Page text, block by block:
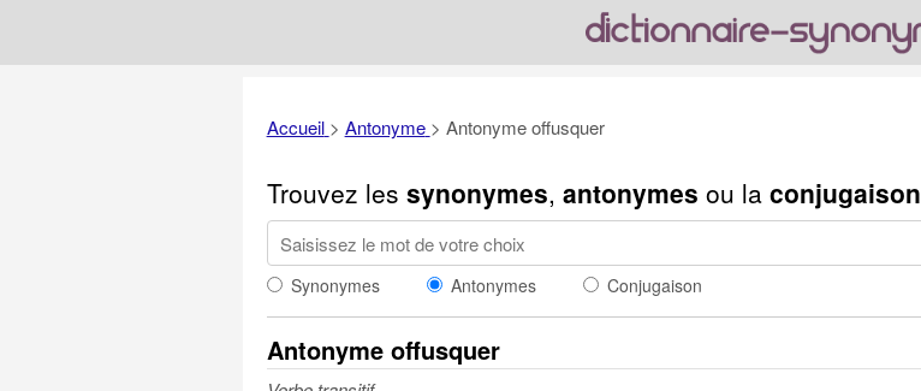
Accueil > Antonyme > Antonyme offusquer
Trouvez les synonymes, antonymes ou la conjugaison
Synonymes Antonymes Conjugaison
Antonyme offusquer